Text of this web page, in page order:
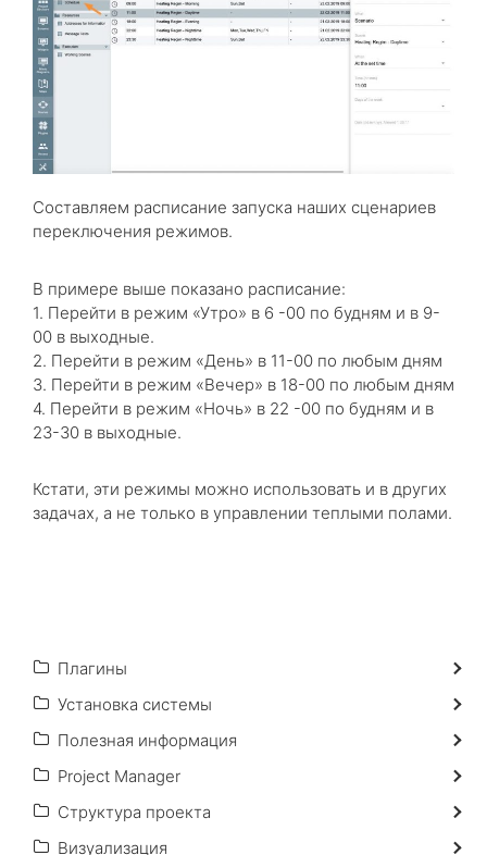
Составляем расписание запуска наших сценариев
переключения режимов.
В примере выше показано расписание:
1. Перейти в режим «Утро» в 6 -00 по будням и в 9-
00 в выходные.
2. Перейти в режим «День» в 11-00 по любым дням
3. Перейти в режим «Вечер» в 18-00 по любым дням
4. Перейти в режим «Ночь» в 22 -00 по будням и в
23-30 в выходные.
Кстати, эти режимы можно использовать и в других
задачах, а не только в управлении теплыми полами.
Плагины
Установка системы
Полезная информация
Project Manager
Структура проекта
Визуализация